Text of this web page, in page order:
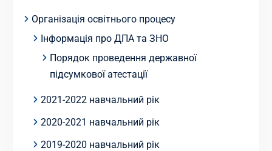
Організація освітнього процесу
Інформація про ДПА та ЗНО
Порядок проведення державної
підсумкової атестації
2021-2022 навчальний рік
2020-2021 навчальний рік
2019-2020 навчальний рік